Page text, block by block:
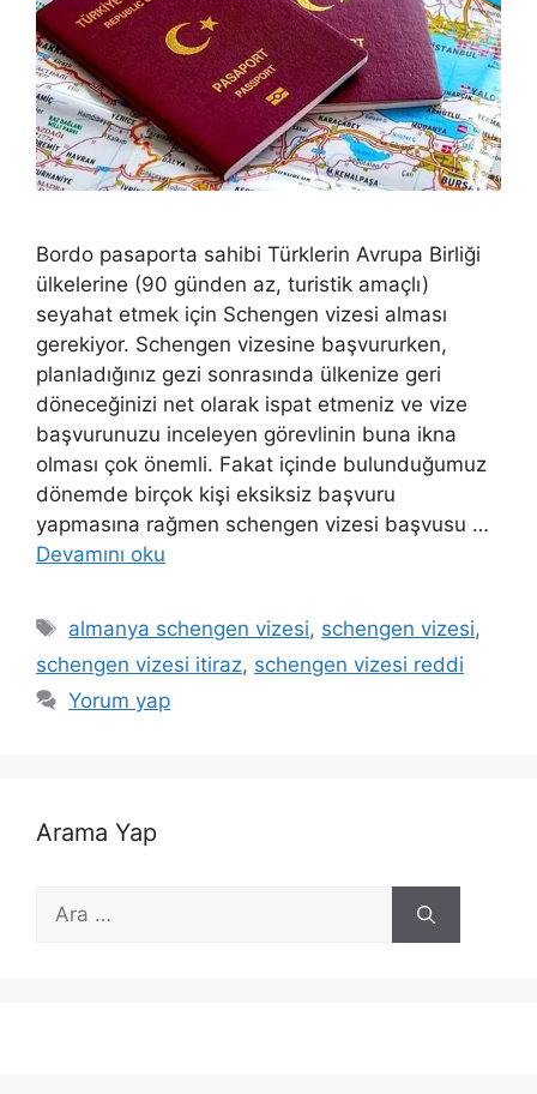
Bordo pasaporta sahibi Türklerin Avrupa Birliği
ülkelerine (90 günden az, turistik amaçlı)
seyahat etmek için Schengen vizesi alması
gerekiyor. Schengen vizesine başvururken,
planladığınız gezi sonrasında ülkenize geri
döneceğinizi net olarak ispat etmeniz ve vize
başvurunuzu inceleyen görevlinin buna ikna
olması çok önemli. Fakat içinde bulunduğumuz
dönemde birçok kişi eksiksiz başvuru
yapmasına rağmen schengen vizesi başvusu …
Devamını oku
Etiketler
almanya schengen vizesi, schengen vizesi,
schengen vizesi itiraz, schengen vizesi reddi
Yorum yap
Arama Yap
için